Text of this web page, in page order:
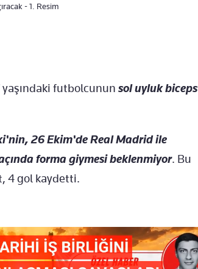
- 1. Resim
yaşındaki futbolcunun sol uyluk biceps
,26 Ekim'de Real Madrid ile
çında forma giymesi beklenmiyor. Bu
4 gol kaydetti.